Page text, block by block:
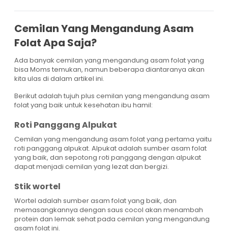
Cemilan Yang Mengandung Asam
Folat Apa Saja?
Ada banyak cemilan yang mengandung asam folat yang
bisa Moms temukan, namun beberapa diantaranya akan
kita ulas di dalam artikel ini.
Berikut adalah tujuh plus cemilan yang mengandung asam
folat yang baik untuk kesehatan ibu hamil:
Roti Panggang Alpukat
Cemilan yang mengandung asam folat yang pertama yaitu
roti panggang alpukat. Alpukat adalah sumber asam folat
yang baik, dan sepotong roti panggang dengan alpukat
dapat menjadi cemilan yang lezat dan bergizi.
Stik wortel
Wortel adalah sumber asam folat yang baik, dan
memasangkannya dengan saus cocol akan menambah
protein dan lemak sehat pada cemilan yang mengandung
asam folat ini.